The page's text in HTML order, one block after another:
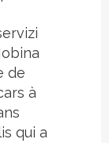
de
à
qui a